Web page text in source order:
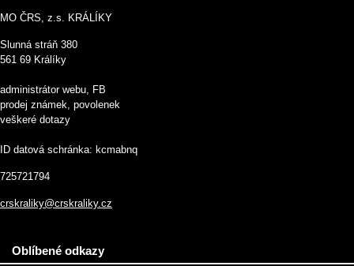
MO ČRS, z.s. KRÁLÍKY
Slunná stráň 380
561 69 Králíky
administrátor webu, FB
prodej známek, povolenek
veškeré dotazy
ID datová schránka: kcmabnq
725721794
crskraliky@crskraliky.cz
Oblíbené odkazy